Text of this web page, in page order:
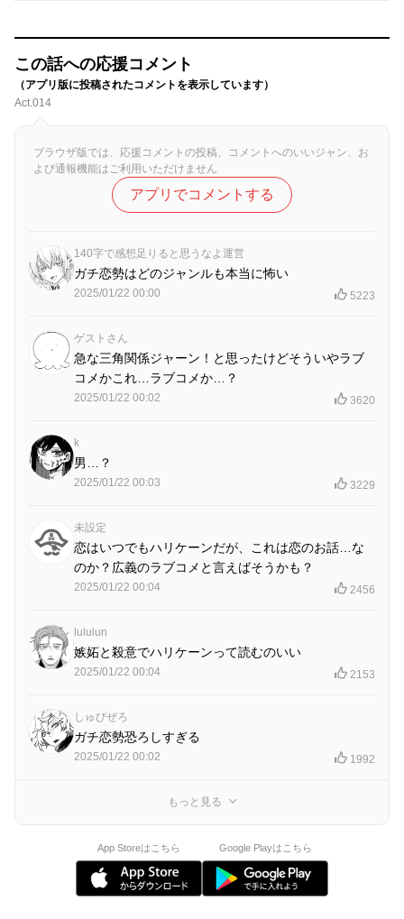
この話への応援コメント
（アプリ版に投稿されたコメントを表示しています）
Act.014
ブラウザ版では、応援コメントの投稿、コメントへのいいジャン、お
よび通報機能はご利用いただけません
アプリでコメントする
140字で感想足りると思うなよ運営
ガチ恋勢はどのジャンルも本当に怖い
2025/01/22 00:00 5223
ゲストさん
急な三角関係ジャーン！と思ったけどそういやラブ
コメかこれ…ラブコメか…？
2025/01/22 00:02 3620
k
男…？
2025/01/22 00:03 3229
未設定
恋はいつでもハリケーンだが、これは恋のお話…な
のか？広義のラブコメと言えばそうかも？
2025/01/22 00:04 2456
lululun
嫉妬と殺意でハリケーンって読むのいい
2025/01/22 00:04 2153
しゅびぜろ
ガチ恋勢恐ろしすぎる
2025/01/22 00:02 1992
もっと見る
App Storeはこちら Google Playはこちら